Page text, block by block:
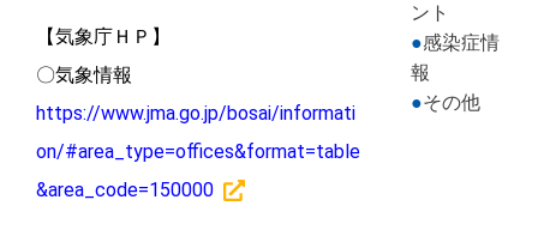
【気象庁ＨＰ】
〇気象情報
https://www.jma.go.jp/bosai/informati
on/#area_type=offices&format=table
&area_code=150000
ント
感染症情
報
その他